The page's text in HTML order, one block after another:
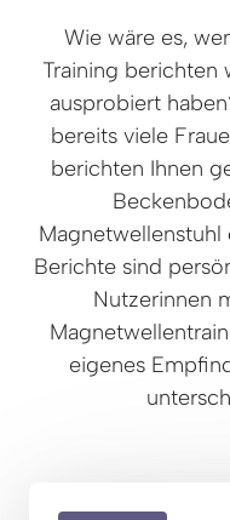
Wie wäre es,
Training berichten
ausprobiert
bereits viele
berichten Ihnen
Berichte sind
Nutzerinnen
eigenes